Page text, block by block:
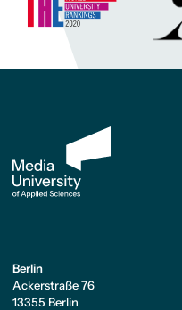
Berlin
Ackerstraße 76
13355 Berlin